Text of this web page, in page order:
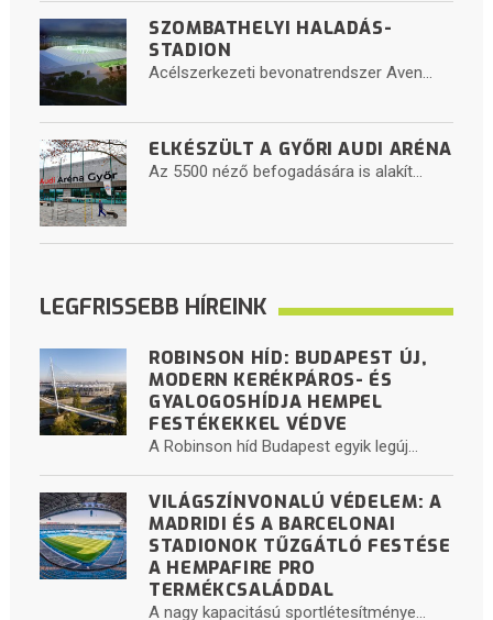
SZOMBATHELYI HALADÁS-
STADION
Acélszerkezeti bevonatrendszer Aven...
ELKÉSZÜLT A GYŐRI AUDI ARÉNA
Az 5500 néző befogadására is alakít...
LEGFRISSEBB HÍREINK
ROBINSON HÍD: BUDAPEST ÚJ,
MODERN KERÉKPÁROS- ÉS
GYALOGOSHÍDJA HEMPEL
FESTÉKEKKEL VÉDVE
A Robinson híd Budapest egyik legúj...
VILÁGSZÍNVONALÚ VÉDELEM: A
MADRIDI ÉS A BARCELONAI
STADIONOK TŰZGÁTLÓ FESTÉSE
A HEMPAFIRE PRO
TERMÉKCSALÁDDAL
A nagy kapacitású sportlétesítménye...